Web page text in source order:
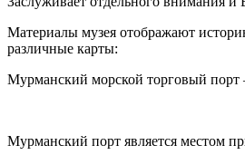
Материалы музея отображают
различные карты:
Мурманский морской торговый
Мурманский порт является местом